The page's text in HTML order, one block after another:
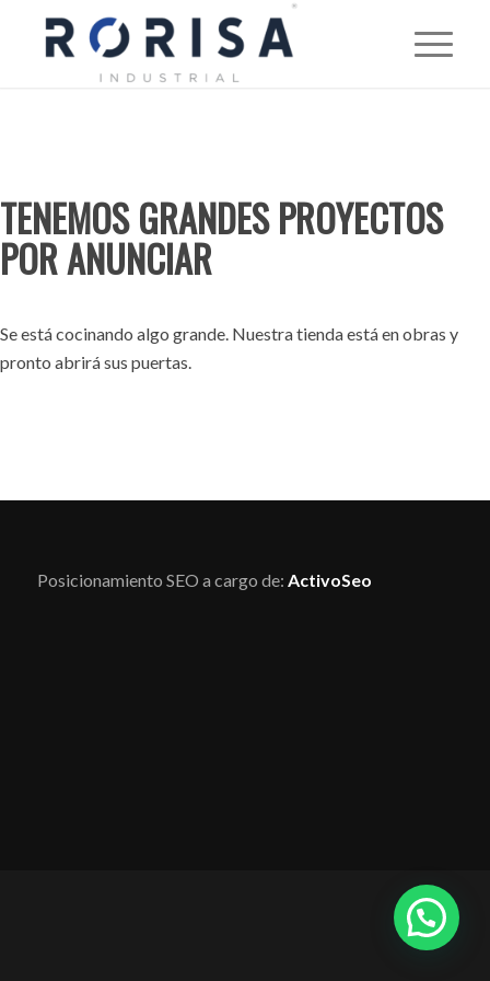
TENEMOS GRANDES PROYECTOS
POR ANUNCIAR
Se está cocinando algo grande. Nuestra tienda está en obras y
pronto abrirá sus puertas.
Posicionamiento SEO a cargo de: ActivoSeo